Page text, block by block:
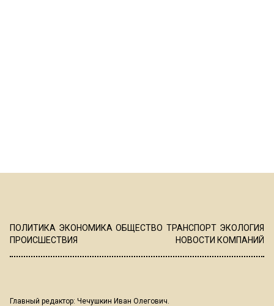
ПОЛИТИКА ЭКОНОМИКА ОБЩЕСТВО ТРАНСПОРТ ЭКОЛОГИЯ
ПРОИСШЕСТВИЯ
НОВОСТИ КОМПАНИЙ
Главный редактор: Чечушкин Иван Олегович.